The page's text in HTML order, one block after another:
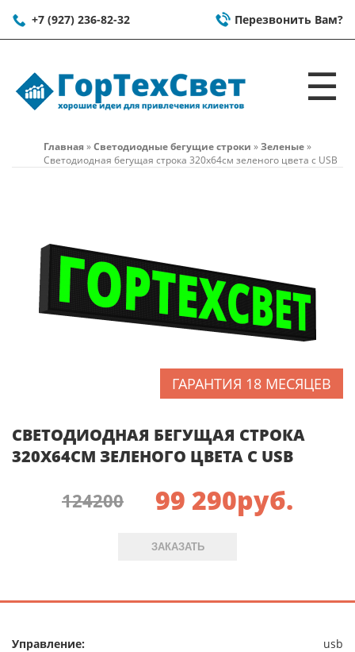
+7 (927) 236-82-32 Перезвонить Вам?
☰
Главная»Светодиодные бегущие строки »Зеленые»
Светодиодная бегущая строка 320x64см зеленого цвета c USB
СВЕТОДИОДНАЯ БЕГУЩАЯ СТРОКА
320X64СМ ЗЕЛЕНОГО ЦВЕТА C USB
124200 99 290руб.
ЗАКАЗАТЬ
ГАРАНТИЯ 18 МЕСЯЦЕВ
Управление:
usb